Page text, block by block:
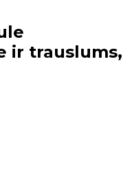
ir trauslums,